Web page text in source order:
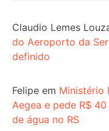
Claudio Lemes
do Aeroporto da
definido
Felipe em Ministério
Aegea e pede R$
de água no RS